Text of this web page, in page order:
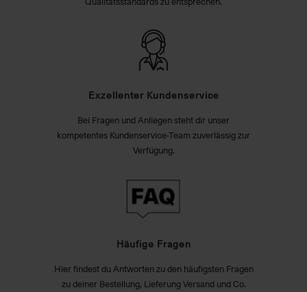
Exzellenter Kundenservice
Bei Fragen und Anliegen steht dir unser
kompetentes Kundenservice-Team zuverlässig zur
Verfügung.
Häufige Fragen
Hier findest du Antworten zu den häufigsten Fragen
zu deiner Bestellung, Lieferung Versand und Co.